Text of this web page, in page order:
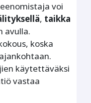
voi
, taikka
avulla.
koska
käytettäväksi
vastaa